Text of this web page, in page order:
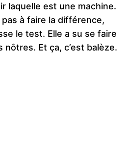
laquelle est une machine.
pas à faire la différence,
le test. Elle a su se faire
nôtres. Et ça, c’est balèze.